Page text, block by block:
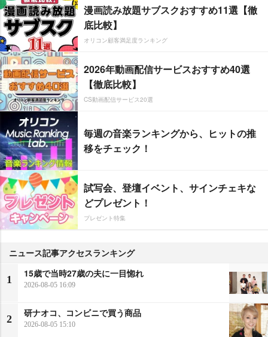
漫画読み放題サブスクおすすめ11選【徹
底比較】
オリコン顧客満足度ランキング
2026年動画配信サービスおすすめ40選
【徹底比較】
CS動画配信サービス20選
毎週の音楽ランキングから、ヒットの推
移をチェック！
試写会、登壇イベント、サインチェキな
どプレゼント！
プレゼント特集
ニュース記事アクセスランキング
1
15歳で当時27歳の夫に一目惚れ
2026-08-05 16:09
2
研ナオコ、コンビニで買う商品
2026-08-05 15:10